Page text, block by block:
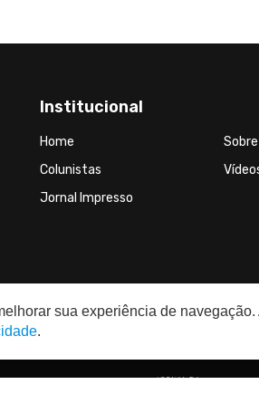
Institucional
Home
Colunistas
Jornal Impresso
sua experiência de
.